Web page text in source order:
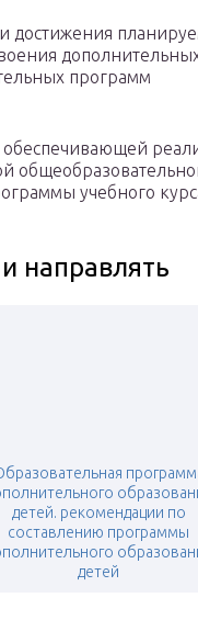
достижения
программ
обеспечивающей
учебного
направлять
детей. рекомендации по
составлению программы
детей